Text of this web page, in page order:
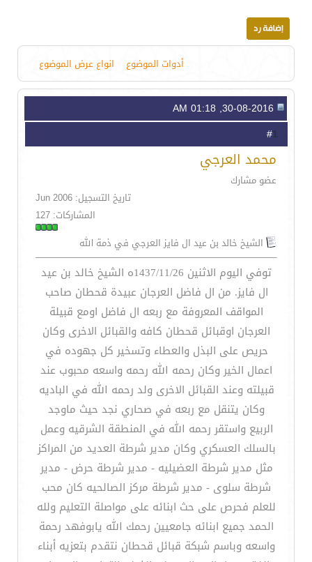
أدوات الموضوع انواع عرض الموضوع
1
محمد العرجي
عضو مشارك
تاريخ التسجيل: Jun 2006
المشاركات: 127
الشيخ خالد بن عيد ال فايز العرجي في ذمة الله
توفي اليوم الاثنين 1437/11/26ه الشيخ خالد بن عيد
ال فايز. من ال فاضل العرجان عبيدة قحطان صاحب
المواقف المعروفة مع ربعه ال فاضل اومع قبيلة
العرجان اوقبائل قحطان كافه والقبائل الاخرى وكان
حريص على البذل والعطاء وتسخير كل جهوده في
اعمال الخير وكان رحمه الله رحمه واسعه محبوب عند
قبيلته وعند القبائل الاخرى ولد رحمه الله في الباديه
وكان يتنقل مع ربعه في صحاري نجد حيث ماوجد
الربيع واستقر رحمه الله في المنطقة الشرقيه وعمل
بالسلك العسكري وكان مدير شرطة العديد من المراكز
مثل مدير شرطة العضيليه - مدير شرطة حرض - مدير
شرطة سلوى - مدير شرطة مركز الصالحيه كان محب
للعلم فحرص على حث ابنائه على مواصلة التعليم ولله
الحمد جميع ابنائه جامعيين رحمك الله يابوفهد رحمة
واسعه وباسم شبكة قبائل قحطان نتقدم بتعزيه أبناء